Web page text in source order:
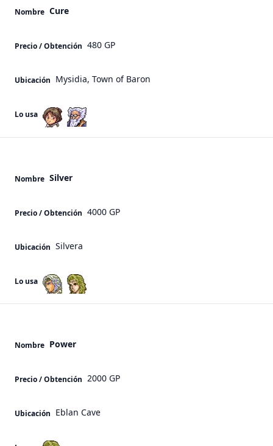
Nombre Cure
Precio / Obtención 480 GP
Ubicación Mysidia, Town of Baron
Lo usa
Nombre Silver
Precio / Obtención 4000 GP
Ubicación Silvera
Lo usa
Nombre Power
Precio / Obtención 2000 GP
Ubicación Eblan Cave